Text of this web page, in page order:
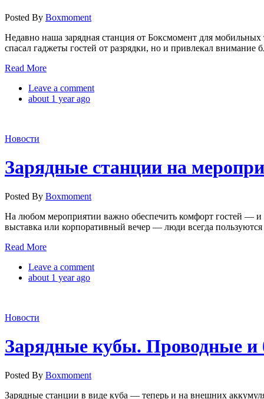
Posted By Boxmoment
Недавно наша зарядная станция от Боксмомент для мобильных
спасал гаджеты гостей от разрядки, но и привлекал внимание
Read More
Leave a comment
about 1 year ago
Новости
Зарядные станции на
Posted By Boxmoment
На любом мероприятии важно обеспечить комфорт гостей — и
выставка или корпоративный вечер — люди всегда
Read More
Leave a comment
about 1 year ago
Новости
Зарядные кубы. Проводные и
Posted By Boxmoment
Зарядные станции в виде куба — теперь и на внешних